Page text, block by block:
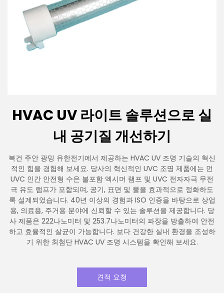
HVAC UV 라이트 솔루션으로 실
내 공기질 개선하기
복건 주안 광밍 유한전기에서 제공하는 HVAC UV 조명 기술의 혁신
적인 힘을 경험해 보세요. 당사의 혁신적인 UVC 조명 제품에는 먼
UVC 인간 안전형 수은 불포함 엑시머 램프 및 UVC 전자자극 무전
극 유도 램프가 포함되며, 공기, 표면 및 물을 효과적으로 정화하도
록 설계되었습니다. 40년 이상의 경험과 ISO 인증을 바탕으로 상업
용, 의료용, 주거용 분야에 신뢰할 수 있는 솔루션을 제공합니다. 당
사 제품은 222나노미터 및 253.7나노미터의 파장을 방출하여 안전
하고 효율적인 살균이 가능합니다. 보다 건강한 실내 환경을 조성하
기 위한 최첨단 HVAC UV 조명 시스템을 확인해 보세요.
견적 요청